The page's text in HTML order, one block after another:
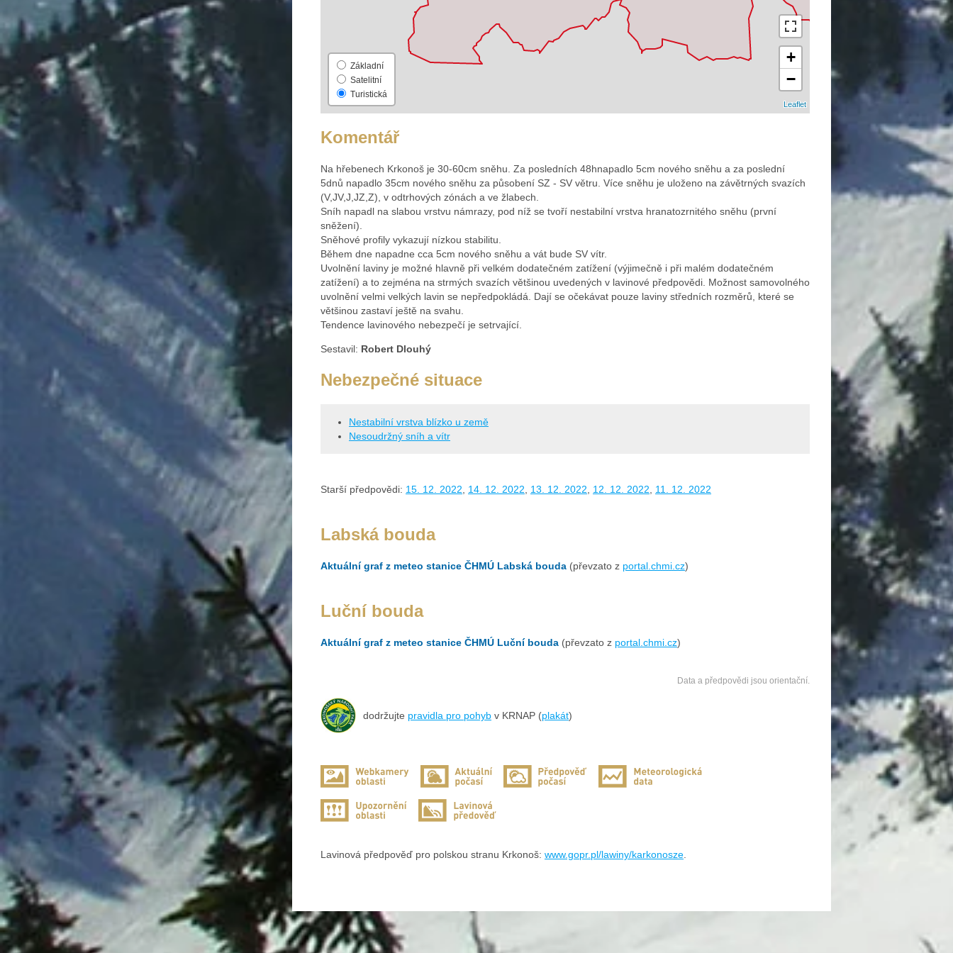
Základní
Satelitní
Turistická
+
−
Leaflet
Komentář
Na hřebenech Krkonoš je 30-60cm sněhu. Za posledních 48hnapadlo 5cm nového sněhu a za poslední
5dnů napadlo 35cm nového sněhu za působení SZ - SV větru. Více sněhu je uloženo na závětrných svazích
(V,JV,J,JZ,Z), v odtrhových zónách a ve žlabech.
Sníh napadl na slabou vrstvu námrazy, pod níž se tvoří nestabilní vrstva hranatozrnitého sněhu (první
sněžení).
Sněhové profily vykazují nízkou stabilitu.
Během dne napadne cca 5cm nového sněhu a vát bude SV vítr.
Uvolnění laviny je možné hlavně při velkém dodatečném zatížení (výjimečně i při malém dodatečném
zatížení) a to zejména na strmých svazích většinou uvedených v lavinové předpovědi. Možnost samovolného
uvolnění velmi velkých lavin se nepředpokládá. Dají se očekávat pouze laviny středních rozměrů, které se
většinou zastaví ještě na svahu.
Tendence lavinového nebezpečí je setrvající.
Sestavil: Robert Dlouhý
Nebezpečné situace
Nestabilní vrstva blízko u země
Nesoudržný sníh a vítr
Starší předpovědi: 15. 12. 2022 14. 12. 2022 13. 12. 2022 12. 12. 2022 11. 12. 2022
Labská bouda
Aktuální graf z meteo stanice ČHMÚ Labská bouda (převzato z portal.chmi.cz)
Luční bouda
Aktuální graf z meteo stanice ČHMÚ Luční bouda (převzato z portal.chmi.cz)
Data a předpovědi jsou orientační.
dodržujte pravidla pro pohyb v KRNAP (plakát)
Lavinová předpověď pro polskou stranu Krkonoš: www.gopr.pl/lawiny/karkonosze